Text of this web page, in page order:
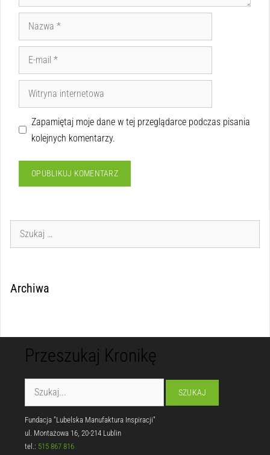
Zapamiętaj moje dane w tej przeglądarce podczas pisania
kolejnych komentarzy.
Archiwa
Przeszukaj Kronikę
Fundacja "Lubelska Manufaktura Inspiracji"
ul. Montażowa 16, 20-214 Lublin
tel.: 515 867 816